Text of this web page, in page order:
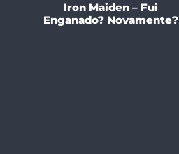
Iron Maiden – Fui
Enganado? Novamente?